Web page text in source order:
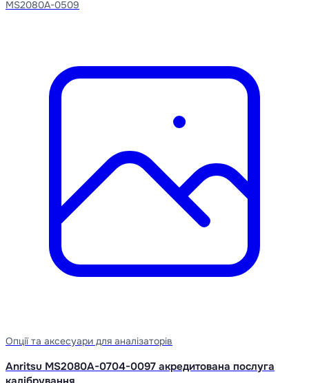
MS2080A-0509
Опції та аксесуари для аналізаторів
Anritsu MS2080A-0704-0097 акредитована послуга